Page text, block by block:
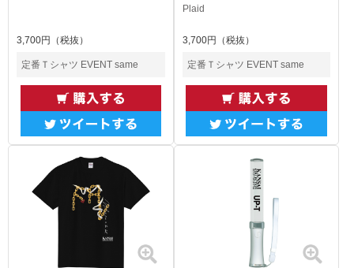
3,700円（税抜）
定番Ｔシャツ EVENT same
Plaid
3,700円（税抜）
定番Ｔシャツ EVENT same